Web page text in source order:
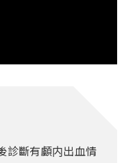
診斷有顱内出血情